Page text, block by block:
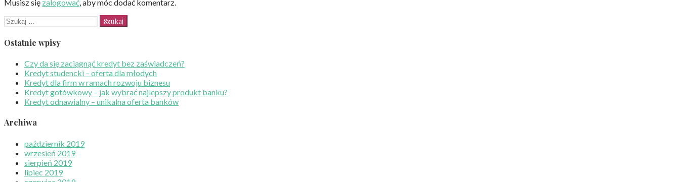
Musisz się zalogować , aby móc dodać komentarz.
Szukaj:
Ostatnie wpisy
Czy da się zaciągnąć kredyt bez zaświadczeń?
Kredyt studencki – oferta dla młodych
Kredyt dla firm w ramach rozwoju biznesu
Kredyt gotówkowy – jak wybrać najlepszy produkt banku?
Kredyt odnawialny – unikalna oferta banków
Archiwa
październik 2019
wrzesień 2019
sierpień 2019
lipiec 2019